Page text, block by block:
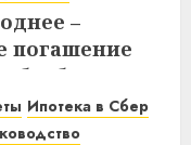
–
погашение
до
списания?
нюансы!
Ипотека в Сбер